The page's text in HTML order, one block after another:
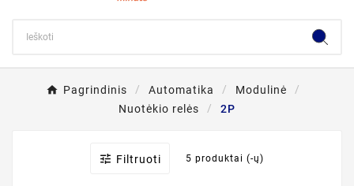
Pagrindinis Automatika
Modulinė
Nuotėkio relės
2P
 Filtruoti 5 produktai (-ų)